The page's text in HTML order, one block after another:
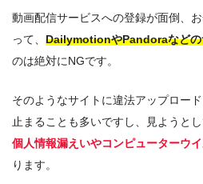
動画配信サービスへの登録が面倒、
って、 DailymotionやPandoraなどの
のは絶対にNGです。
そのようなサイトに違法アップロー
止まることも多いですし、見ようと
個人情報漏えいやコンピューターウ
ります。